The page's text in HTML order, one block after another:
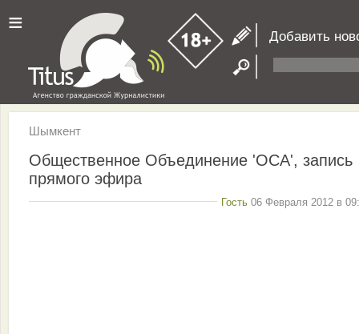
≡ Добавить
Шымкент
Общественное Объединение 'ОСА', запись
прямого эфира
Гость 06 Февраля 2012 в